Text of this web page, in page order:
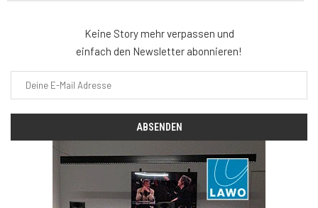
Keine Story mehr verpassen und
einfach den Newsletter abonnieren!